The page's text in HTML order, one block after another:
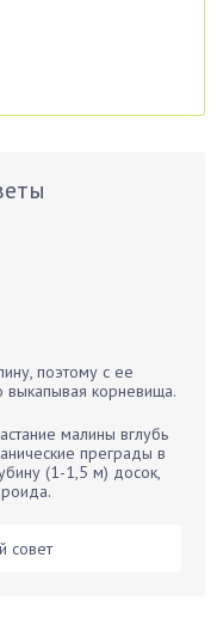
поэтому с ее
выкапывая корневища.
малины вглубь
преграды в
(1-1,5 м) досок,
совет